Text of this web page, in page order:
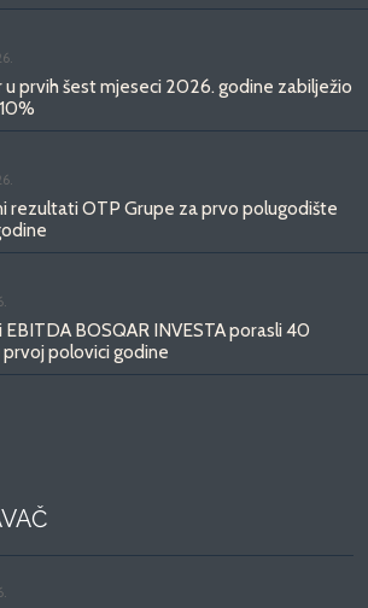
u prvih šest mjeseci 2026. godine zabilježio
rezultati OTP Grupe za prvo polugodište
EBITDA BOSQAR INVESTA porasli 40
polovici godine